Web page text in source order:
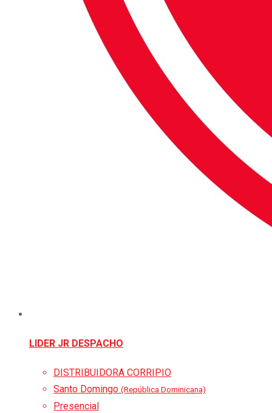
LIDER JR DESPACHO
DISTRIBUIDORA CORRIPIO
Santo Domingo (República Dominicana)
Presencial